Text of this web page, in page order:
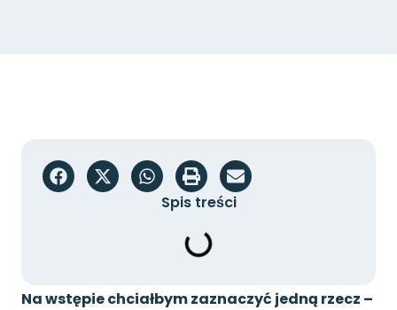
Spis treści
Na wstępie chciałbym zaznaczyć jedną rzecz –